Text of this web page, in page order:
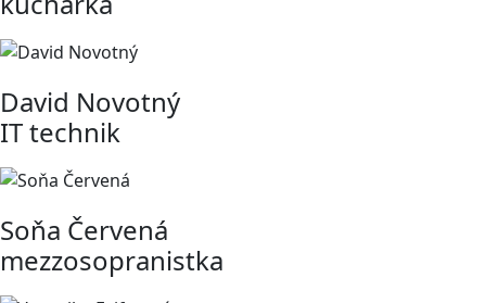
David Novotný
IT technik
Soňa Červená
mezzosopranistka